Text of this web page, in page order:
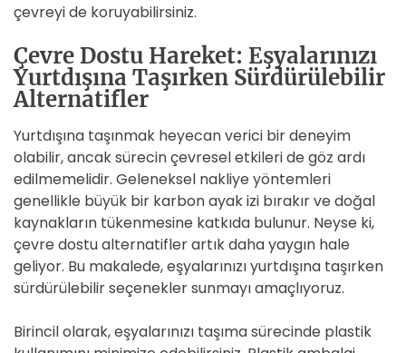
çevreyi de koruyabilirsiniz.
Çevre Dostu Hareket: Eşyalarınızı
Yurtdışına Taşırken Sürdürülebilir
Alternatifler
Yurtdışına taşınmak heyecan verici bir deneyim
olabilir, ancak sürecin çevresel etkileri de göz ardı
edilmemelidir. Geleneksel nakliye yöntemleri
genellikle büyük bir karbon ayak izi bırakır ve doğal
kaynakların tükenmesine katkıda bulunur. Neyse ki,
çevre dostu alternatifler artık daha yaygın hale
geliyor. Bu makalede, eşyalarınızı yurtdışına taşırken
sürdürülebilir seçenekler sunmayı amaçlıyoruz.
Birincil olarak, eşyalarınızı taşıma sürecinde plastik